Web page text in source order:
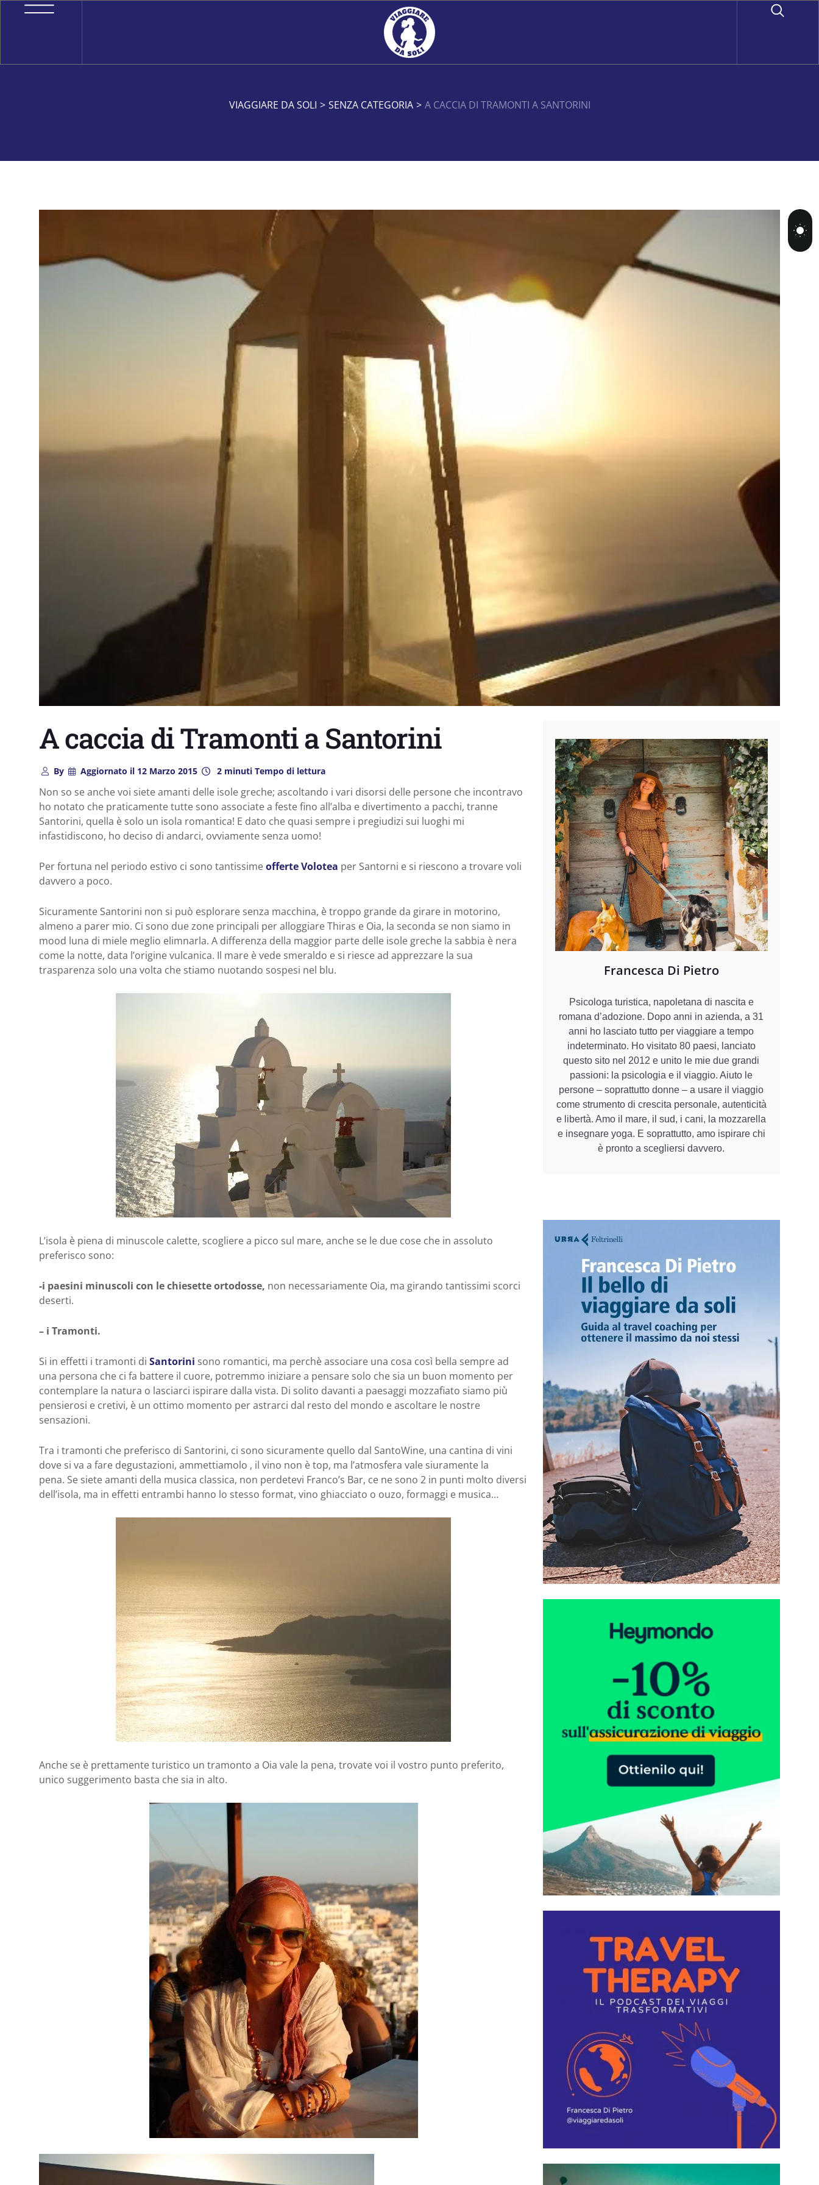
VIAGGIARE DA SOLI > SENZA CATEGORIA > A CACCIA DI TRAMONTI A SANTORINI
A caccia di Tramonti a Santorini
By Aggiornato il 12 Marzo 2015 2 minuti Tempo di lettura
Non so se anche voi siete amanti delle isole greche; ascoltando i vari disorsi delle persone che incontravo
ho notato che praticamente tutte sono associate a feste fino all’alba e divertimento a pacchi, tranne
Santorini, quella è solo un isola romantica! E dato che quasi sempre i pregiudizi sui luoghi mi
infastidiscono, ho deciso di andarci, ovviamente senza uomo!
Per fortuna nel periodo estivo ci sono tantissimeofferte Volotea per Santorni e si riescono a trovare voli
davvero a poco.
Sicuramente Santorini non si può esplorare senza macchina, è troppo grande da girare in motorino,
almeno a parer mio. Ci sono due zone principali per alloggiare Thiras e Oia, la seconda se non siamo in
mood luna di miele meglio elimnarla. A differenza della maggior parte delle isole greche la sabbia è nera
come la notte, data l’origine vulcanica. Il mare è vede smeraldo e si riesce ad apprezzare la sua
trasparenza solo una volta che stiamo nuotando sospesi nel blu.
L’isola è piena di minuscole calette, scogliere a picco sul mare, anche se le due cose che in assoluto
preferisco sono:
-i paesini minuscoli con le chiesette ortodosse, non necessariamente Oia, ma girando tantissimi scorci
deserti.
– i Tramonti.
Si in effetti i tramonti di Santorini sono romantici, ma perchè associare una cosa così bella sempre ad
una persona che ci fa battere il cuore, potremmo iniziare a pensare solo che sia un buon momento per
contemplare la natura o lasciarci ispirare dalla vista. Di solito davanti a paesaggi mozzafiato siamo più
pensierosi e cretivi, è un ottimo momento per astrarci dal resto del mondo e ascoltare le nostre
sensazioni.
Tra i tramonti che preferisco di Santorini, ci sono sicuramente quello dal SantoWine, una cantina di vini
dove si va a fare degustazioni, ammettiamolo , il vino non è top, ma l’atmosfera vale siuramente la
pena. Se siete amanti della musica classica, non perdetevi Franco’s Bar, ce ne sono 2 in punti molto diversi
dell’isola, ma in effetti entrambi hanno lo stesso format, vino ghiacciato o ouzo, formaggi e musica…
Anche se è prettamente turistico un tramonto a Oia vale la pena, trovate voi il vostro punto preferito,
unico suggerimento basta che sia in alto.
Francesca Di Pietro
Psicologa turistica, napoletana di nascita e
romana d’adozione. Dopo anni in azienda, a 31
anni ho lasciato tutto per viaggiare a tempo
indeterminato. Ho visitato 80 paesi, lanciato
questo sito nel 2012 e unito le mie due grandi
passioni: la psicologia e il viaggio. Aiuto le
persone – soprattutto donne – a usare il viaggio
come strumento di crescita personale, autenticità
e libertà. Amo il mare, il sud, i cani, la mozzarella
e insegnare yoga. E soprattutto, amo ispirare chi
è pronto a scegliersi davvero.